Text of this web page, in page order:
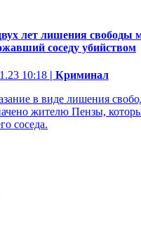
лет лишения свободы
соседу убийством
10:18 | Криминал
в виде лишения
жителю Пензы,
соседа.